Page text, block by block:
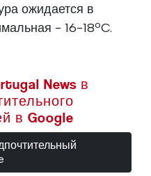
ожидается в
- 16-18ºC.
News в
в Google